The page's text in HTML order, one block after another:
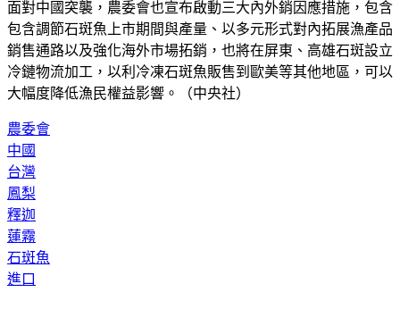
面對中國突襲，農委會也宣布啟動三大內外銷因應措施，包含
包含調節石斑魚上市期間與產量、以多元形式對內拓展漁產品
銷售通路以及強化海外市場拓銷，也將在屏東、高雄石斑設立
冷鏈物流加工，以利冷凍石斑魚販售到歐美等其他地區，可以
大幅度降低漁民權益影響。（中央社）
農委會
中國
台灣
鳳梨
釋迦
蓮霧
石斑魚
進口